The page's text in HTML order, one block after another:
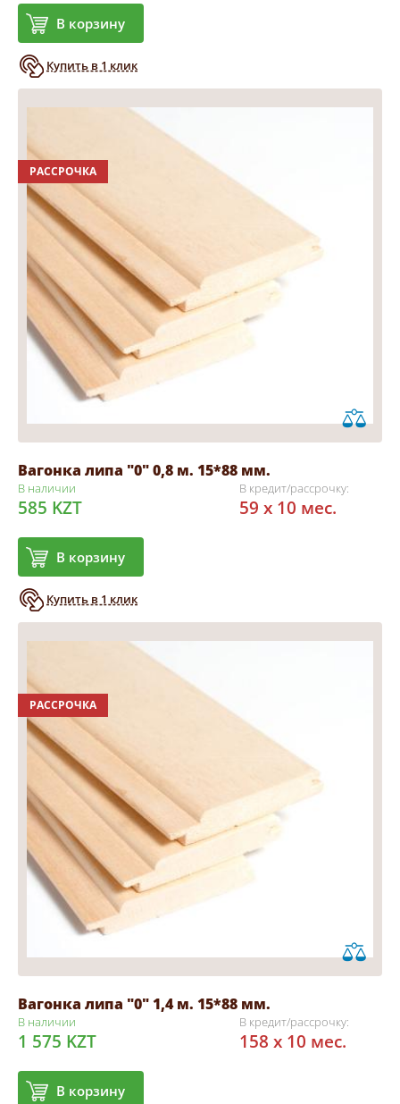
В корзину
Купить в 1 клик
РАССРОЧКА
Вагонка липа "0" 0,8 м. 15*88 мм.
В наличии
585 KZT
В корзину
Купить в 1 клик
В кредит/рассрочку:
59 x 10 мес.
РАССРОЧКА
Вагонка липа "0" 1,4 м. 15*88 мм.
В наличии
1 575 KZT
В корзину
В кредит/рассрочку:
158 x 10 мес.